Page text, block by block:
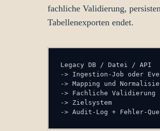
fachliche Validierung,
Tabellenexporten endet.
-> Audit-Log + Fehler-